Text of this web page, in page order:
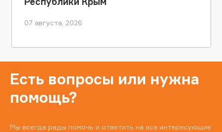
07 августа, 2026
Есть вопросы или нужна
помощь?
Мы всегда рады помочь и ответить на все интересующие